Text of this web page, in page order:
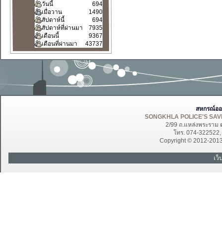
วันนี้
694
เมื่อวาน
1490
สัปดาห์นี้
694
สัปดาห์ที่ผ่านมา
7935
เดือนนี้
9367
เดือนที่ผ่านมา
43737
สหกรณ์อ
SONGKHLA POLICE'S
2/99 ถ.แหล่งพระราม
โทร. 074-
Copyright © 2012-
เ